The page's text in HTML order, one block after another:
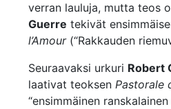
verran lauluja, mutta teos
Guerre tekivät
l’Amour(“Rakkauden
Seuraavaksi urkuri Robert
laativat teoksen Pastorale
“ensimmäinen